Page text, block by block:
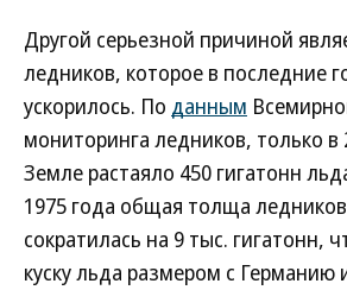
Другой серьезной причиной
ледников, которое в последние
ускорилось. По данным
мониторинга ледников, только в
Земле растаяло 450 гигатонн
1975 года общая толща
сократилась на 9 тыс. гигатонн,
куску льда размером с